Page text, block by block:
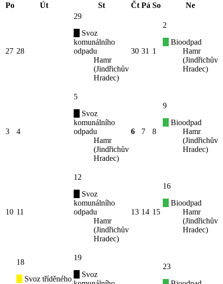
Po
Út St Čt Pá So Ne
27 28
29
Svoz
komunálního
odpadu
Hamr
(Jindřichův
Hradec)
30 31 1
2
Bioodpad
Hamr
(Jindřichův
Hradec)
3 4
5
Svoz
komunálního
odpadu
Hamr
(Jindřichův
Hradec)
6 7 8
9
Bioodpad
Hamr
(Jindřichův
Hradec)
10 11
12
Svoz
komunálního
odpadu
Hamr
(Jindřichův
Hradec)
13 14 15
16
Bioodpad
Hamr
(Jindřichův
Hradec)
18
Svoz tříděného
19
Svoz
23